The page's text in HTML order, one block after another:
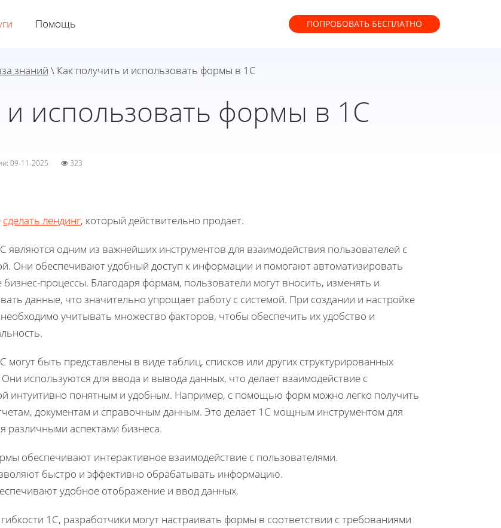
Помощь ПОПРОБОВАТЬ БЕСПЛАТНО
знаний \ Как получить и использовать формы в 1С
и использовать формы в 1С
09-11-2025 323
сделать лендинг, который действительно продает.
являются одним из важнейших инструментов для взаимодействия пользователей с
Они обеспечивают удобный доступ к информации и помогают автоматизировать
процессы. Благодаря формам, пользователи могут вносить, изменять и
данные, что значительно упрощает работу с системой. При создании и настройке
учитывать множество факторов, чтобы обеспечить их удобство и
быть представлены в виде таблиц, списков или других структурированных
используются для ввода и вывода данных, что делает взаимодействие с
интуитивно понятным и удобным. Например, с помощью форм можно легко получить
документам и справочным данным. Это делает 1С мощным инструментом для
различными аспектами бизнеса.
обеспечивают интерактивное взаимодействие с пользователями.
быстро и эффективно обрабатывать информацию.
удобное отображение и ввод данных.
1С, разработчики могут настраивать формы в соответствии с требованиями